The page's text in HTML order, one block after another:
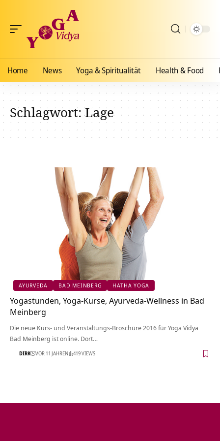
Home News Yoga & Spiritualität Health & Food
Schlagwort:Lage
AYURVEDA BAD MEINBERG HATHA YOGA
Yogastunden, Yoga-Kurse, Ayurveda-Wellness in Bad
Meinberg
Die neue Kurs- und Veranstaltungs-Broschüre 2016 für Yoga Vidya
Bad Meinberg ist online. Dort…
DIRK VOR 11 JAHREN 419 VIEWS